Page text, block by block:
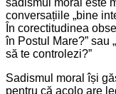
sadismul moral este
conversațiile „bine
În corectitudinea
în Postul Mare?” sau
să te controlezi?”
Sadismul moral își
pentru că acolo are